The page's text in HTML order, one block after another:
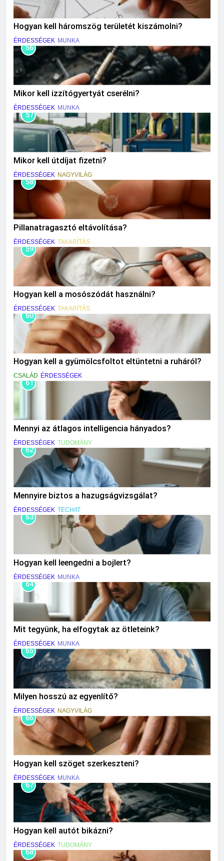
Hogyan kell háromszög területét kiszámolni?
ÉRDESSÉGEK MUNKA
56
Mikor kell izzítógyertyát cserélni?
ÉRDESSÉGEK MUNKA
57
Mikor kell útdíjat fizetni?
ÉRDESSÉGEK NAGYVILÁG
58
Pillanatragasztó eltávolítása?
ÉRDESSÉGEK TAKARÍTÁS
59
Hogyan kell a mosószódát használni?
ÉRDESSÉGEK TAKARÍTÁS
60
Hogyan kell a gyümölcsfoltot eltüntetni a ruháról?
CSALÁD ÉRDESSÉGEK
61
Mennyi az átlagos intelligencia hányados?
ÉRDESSÉGEK TUDOMÁNY
62
Mennyire biztos a hazugságvizsgálat?
ÉRDESSÉGEK TECH/IT
63
Hogyan kell leengedni a bojlert?
ÉRDESSÉGEK MUNKA
64
Mit tegyünk, ha elfogytak az ötleteink?
ÉRDESSÉGEK MUNKA
65
Milyen hosszú az egyenlítő?
ÉRDESSÉGEK NAGYVILÁG
66
Hogyan kell szöget szerkeszteni?
ÉRDESSÉGEK MUNKA
67
Hogyan kell autót bikázni?
ÉRDESSÉGEK TUDOMÁNY
68